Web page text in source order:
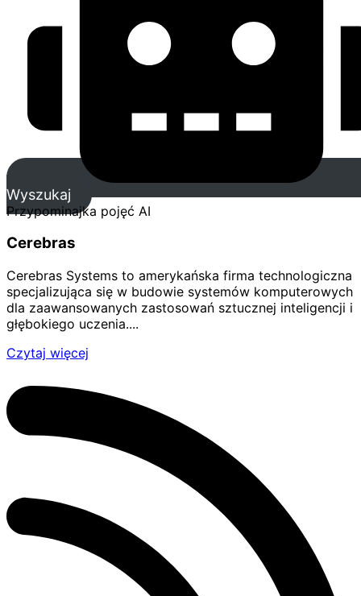
Wyszukaj
Przypominajka pojęć AI
Cerebras
Cerebras Systems to amerykańska firma technologiczna
specjalizująca się w budowie systemów komputerowych
dla zaawansowanych zastosowań sztucznej inteligencji i
głębokiego uczenia....
Czytaj więcej